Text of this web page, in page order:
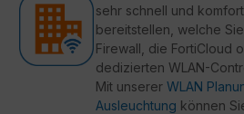
sehr schnell und
bereitstellen, welche
Firewall, die FortiCloud
dedizierten WLAN-
Mit unserer WLAN
Ausleuchtung können